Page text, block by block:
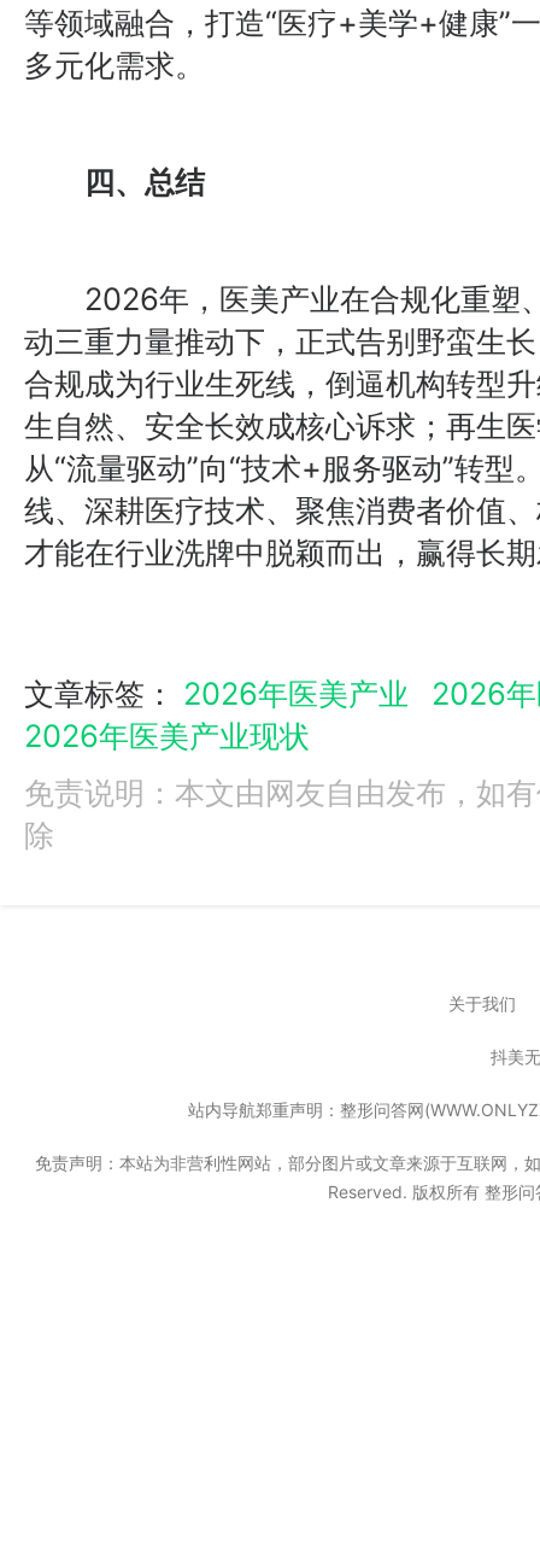
等领域融合，打造“医疗+美学+健康”
多元化需求。
四、总结
2026年，医美产业在合规化重塑
动三重力量推动下，正式告别野蛮生
合规成为行业生死线，倒逼机构转型
生自然、安全长效成核心诉求；再生
从“流量驱动”向“技术+服务驱动”转型
线、深耕医疗技术、聚焦消费者价值
才能在行业洗牌中脱颖而出，赢得长
文章标签： 2026年医美产业
2026
2026年医美产业现状
免责说明：本文由网友自由发布，如
除
关于我们
抖美
站内导航郑重声明：整形问答网
免责声明：本站为非营利性网站，部分图片或文章来源于互联网，
Reserved. 版权所有 整形问